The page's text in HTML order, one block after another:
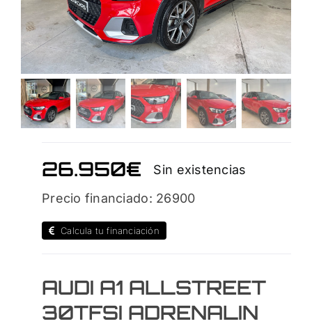
26.950€
Sin existencias
Precio financiado: 26900
Calcula tu financiación
AUDI A1 ALLSTREET
30TFSI ADRENALIN